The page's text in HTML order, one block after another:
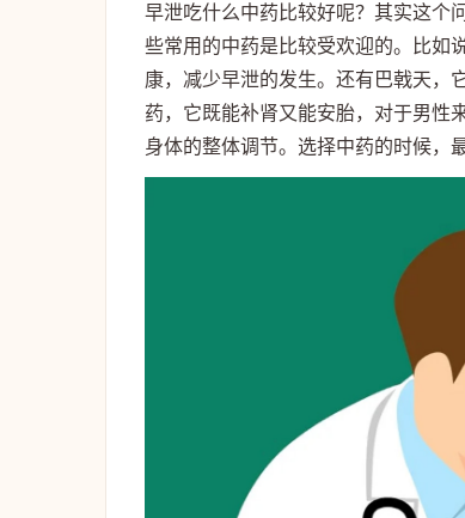
早泄吃什么中药比较好呢？其实这个
些常用的中药是比较受欢迎的。比如
康，减少早泄的发生。还有巴戟天，
药，它既能补肾又能安胎，对于男性
身体的整体调节。选择中药的时候，